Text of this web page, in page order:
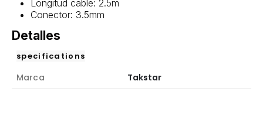
Longitud cable: 2.5m
Conector: 3.5mm
Detalles
specifications
Marca Takstar